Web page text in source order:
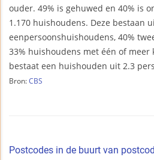
ouder. 49% is gehuwed en 40% is
1.170 huishoudens. Deze bestaan
eenpersoonshuishoudens, 40%
33% huishoudens met één of
bestaat een huishouden uit 2.3
Bron: CBS
Postcodes in de buurt van